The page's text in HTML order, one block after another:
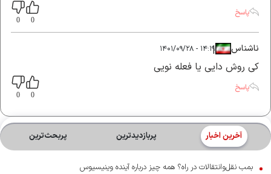
پاسخ
ناشناس|
|۱۴:۱۹ - ۱۴۰۱/۰۹/۲۸
کی روش دایی یا فعله نویی
پاسخ
آخرین اخبار پربازدیدترین پربحث‌ترین‌
بمب نقل‌وانتقالات در راه؟ همه چیز درباره آینده وینیسیوس